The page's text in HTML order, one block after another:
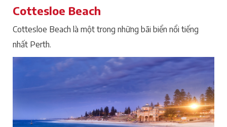
Cottesloe Beach
Cottesloe Beach là một trong những bãi biển nổi tiếng
nhất Perth.